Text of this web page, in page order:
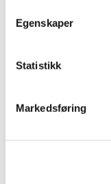
Egenskaper
Statistikk
Markedsføring